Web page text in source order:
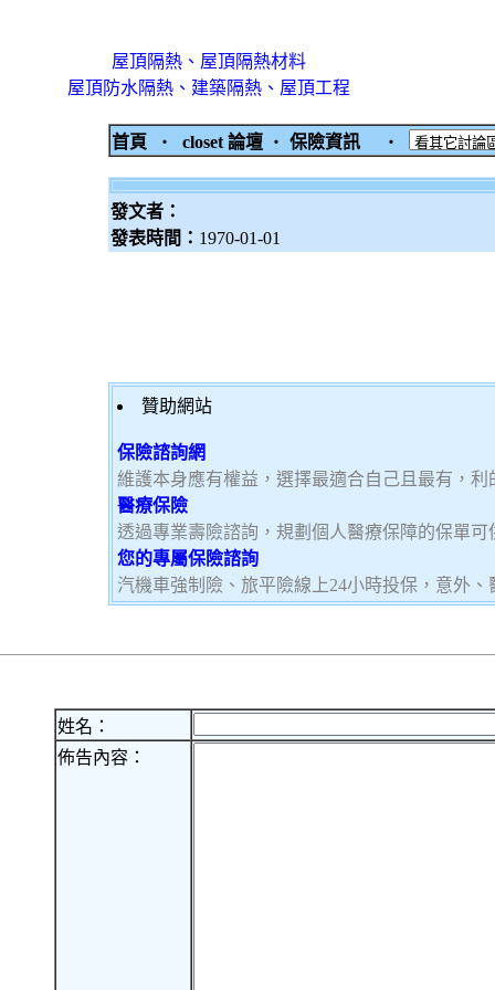
屋頂隔熱、屋頂隔熱材料
屋頂防水隔熱、建築隔熱、屋頂工程
首頁 ‧ closet 論壇 ‧ 保險資訊 ‧
發文者：
發表時間： 1970-01-01
贊助網站
保險諮詢網
維護本身應有權益，選擇最適合自己且最有，
醫療保險
透過專業壽險諮詢，規劃個人醫療保障的保單可
您的專屬保險諮詢
汽機車強制險、旅平險線上24小時投保，意外
姓名：
佈告內容：